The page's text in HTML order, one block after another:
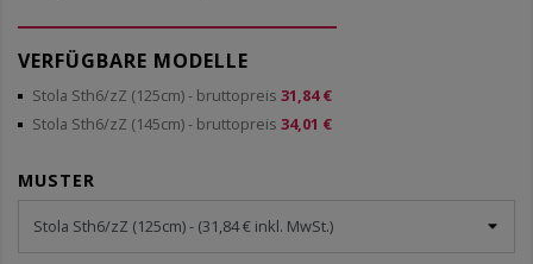
VERFÜGBARE MODELLE
Stola Sth6/zZ (125cm)- bruttopreis 31,84 €
Stola Sth6/zZ (145cm)- bruttopreis 34,01 €
MUSTER